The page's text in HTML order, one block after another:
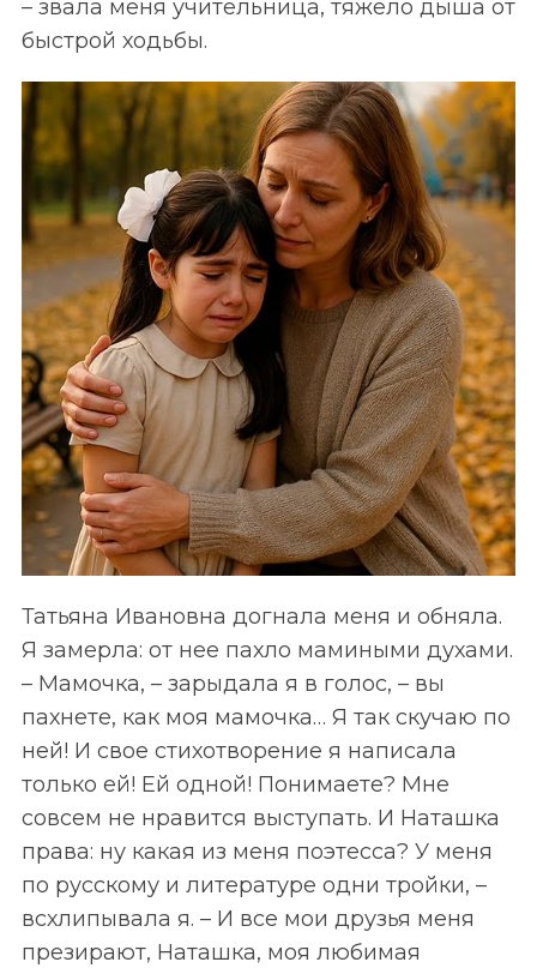
– звала меня учительница, тяжело дыша от
быстрой ходьбы.
Татьяна Ивановна догнала меня и обняла.
Я замерла: от нее пахло мамиными духами.
– Мамочка, – зарыдала я в голос, – вы
пахнете, как моя мамочка… Я так скучаю по
ней! И свое стихотворение я написала
только ей! Ей одной! Понимаете? Мне
совсем не нравится выступать. И Наташка
права: ну какая из меня поэтесса? У меня
по русскому и литературе одни тройки, –
всхлипывала я. – И все мои друзья меня
презирают, Наташка, моя любимая